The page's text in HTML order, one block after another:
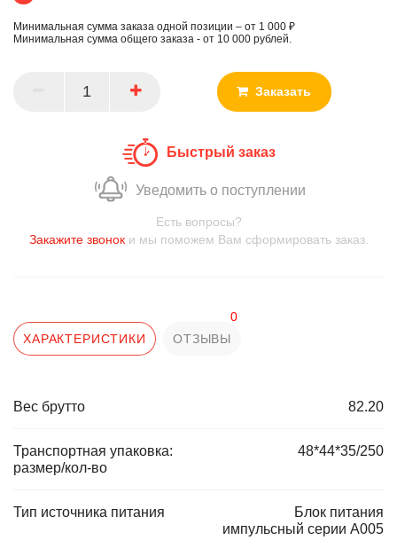
ПАРТНЕР
Минимальная сумма заказа одной позиции – от 1 000 ₽
Минимальная сумма общего заказа - от 10 000 рублей.
Заказать
Быстрый заказ
Уведомить о поступлении
Есть вопросы?
Закажите звоноки мы поможем Вам сформировать заказ.
ХАРАКТЕРИСТИКИ ОТЗЫВЫ
0
Вес брутто 82.20
Транспортная упаковка:
размер/кол-во
48*44*35/250
Тип источника питания
Блок питания
импульсный серии А005